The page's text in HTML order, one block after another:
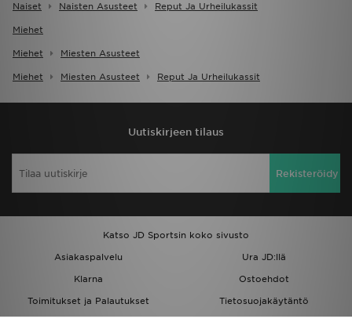
Naiset Naisten Asusteet Reput Ja Urheilukassit
Miehet
Miehet Miesten Asusteet
Miehet Miesten Asusteet Reput Ja Urheilukassit
Uutiskirjeen tilaus
Rekisteröidy
Katso JD Sportsin koko sivusto
Asiakaspalvelu
Ura JD:llä
Klarna
Ostoehdot
Toimitukset ja Palautukset
Tietosuojakäytäntö